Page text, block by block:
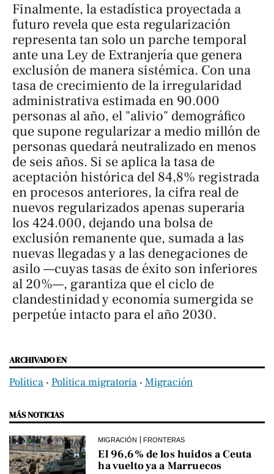
Finalmente, la estadística proyectada a
futuro revela que esta regularización
representa tan solo un parche temporal
ante una Ley de Extranjería que genera
exclusión de manera sistémica. Con una
tasa de crecimiento de la irregularidad
administrativa estimada en 90.000
personas al año, el "alivio" demográfico
que supone regularizar a medio millón de
personas quedará neutralizado en menos
de seis años. Si se aplica la tasa de
aceptación histórica del 84,8% registrada
en procesos anteriores, la cifra real de
nuevos regularizados apenas superaría
los 424.000, dejando una bolsa de
exclusión remanente que, sumada a las
nuevas llegadas y a las denegaciones de
asilo —cuyas tasas de éxito son inferiores
al 20%—, garantiza que el ciclo de
clandestinidad y economía sumergida se
perpetúe intacto para el año 2030.
ARCHIVADO EN
Política ‧ Política migratoria ‧ Migración
MÁS NOTICIAS
MIGRACIÓN FRONTERAS
El 96,6% de los huidos a Ceuta
ha vuelto ya a Marruecos